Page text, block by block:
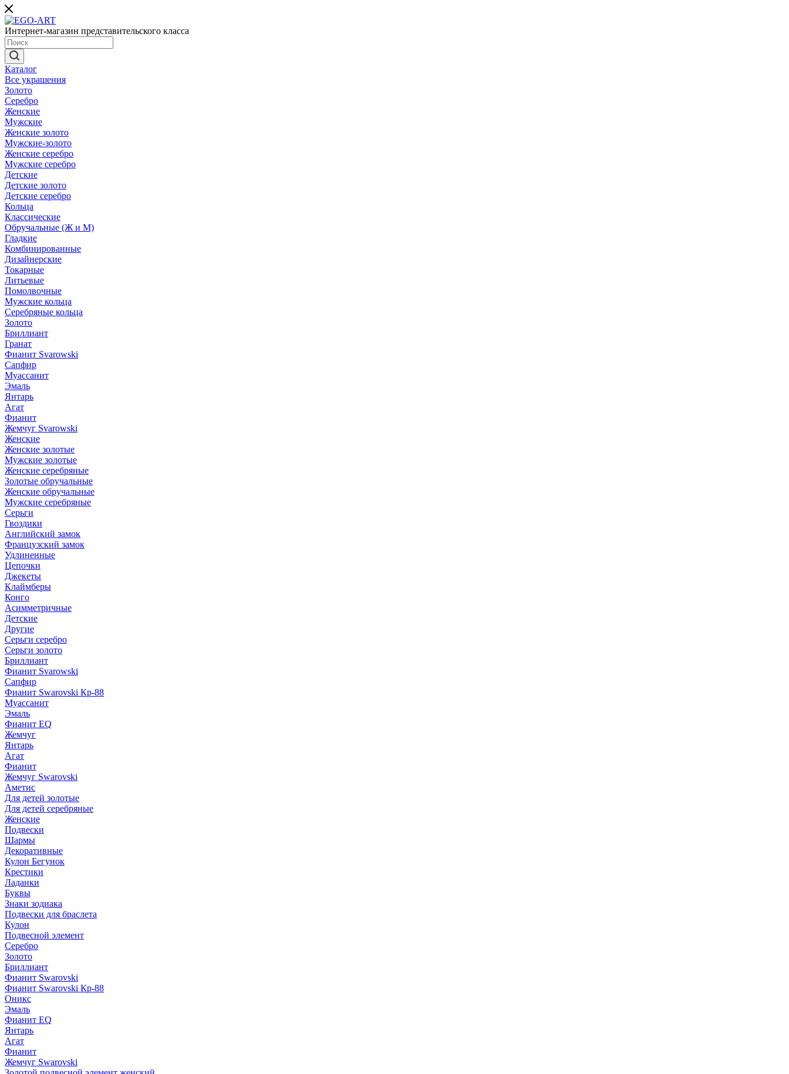
Интернет-магазин представительского класса
Каталог
Все украшения
Золото
Серебро
Женские
Мужские
Женские золото
Мужские-золото
Женские серебро
Мужские серебро
Детские
Детские золото
Детские серебро
Кольца
Классические
Обручальные (Ж и М)
Гладкие
Комбинированные
Дизайнерские
Токарные
Литьевые
Помолвочные
Мужские кольца
Серебряные кольца
Золото
Бриллиант
Гранат
Фианит Svarowski
Сапфир
Муассанит
Эмаль
Янтарь
Агат
Фианит
Жемчуг Svarowski
Женские
Женские золотые
Мужские золотые
Женские серебряные
Золотые обручальные
Женские обручальные
Мужские серебряные
Серьги
Гвоздики
Английский замок
Французский замок
Удлиненные
Цепочки
Джекеты
Клаймберы
Конго
Асимметричные
Детские
Другие
Серьги серебро
Серьги золото
Бриллиант
Фианит Svarowski
Сапфир
Фианит Swarovski Кр-88
Муассанит
Эмаль
Фианит EQ
Жемчуг
Янтарь
Агат
Фианит
Жемчуг Swarovski
Аметис
Для детей золотые
Для детей серебряные
Женские
Подвески
Шармы
Декоративные
Кулон Бегунок
Крестики
Ладанки
Буквы
Знаки зодиака
Подвески для браслета
Кулон
Подвесной элемент
Серебро
Золото
Бриллиант
Фианит Swarovski
Фианит Swarovski Кр-88
Оникс
Эмаль
Фианит EQ
Янтарь
Агат
Фианит
Жемчуг Swarovski